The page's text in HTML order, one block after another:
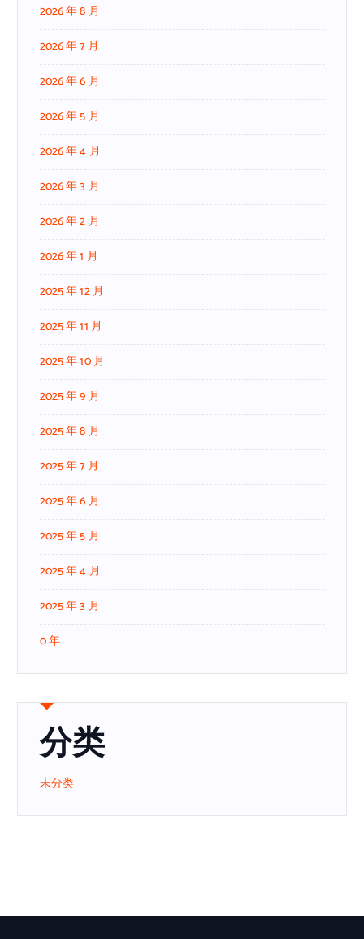
2026 年 8 月
2026 年 7 月
2026 年 6 月
2026 年 5 月
2026 年 4 月
2026 年 3 月
2026 年 2 月
2026 年 1 月
2025 年 12 月
2025 年 11 月
2025 年 10 月
2025 年 9 月
2025 年 8 月
2025 年 7 月
2025 年 6 月
2025 年 5 月
2025 年 4 月
2025 年 3 月
0 年
分类
未分类